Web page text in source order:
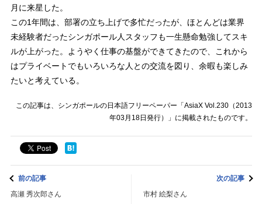
月に来星した。
この1年間は、部署の立ち上げで多忙だったが、ほとんどは業界
未経験者だったシンガポール人スタッフも一生懸命勉強してスキ
ルが上がった。ようやく仕事の基盤ができてきたので、これから
はプライベートでもいろいろな人との交流を図り、余暇も楽しみ
たいと考えている。
この記事は、シンガポールの日本語フリーペーパー「AsiaX Vol.230（2013
年03月18日発行）」に掲載されたものです。
前の記事
高瀬 秀次郎さん
次の記事
市村 絵梨さん